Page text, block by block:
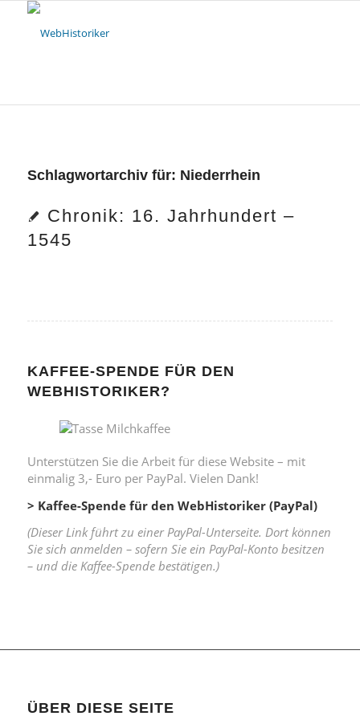
Schlagwortarchiv für: Niederrhein
Chronik: 16. Jahrhundert –
1545
KAFFEE-SPENDE FÜR DEN
WEBHISTORIKER?
Unterstützen Sie die Arbeit für diese Website – mit
einmalig 3,- Euro per PayPal. Vielen Dank!
> Kaffee-Spende für den WebHistoriker (PayPal)
(Dieser Link führt zu einer PayPal-Unterseite. Dort können
Sie sich anmelden – sofern Sie ein PayPal-Konto besitzen
– und die Kaffee-Spende bestätigen.)
ÜBER DIESE SEITE